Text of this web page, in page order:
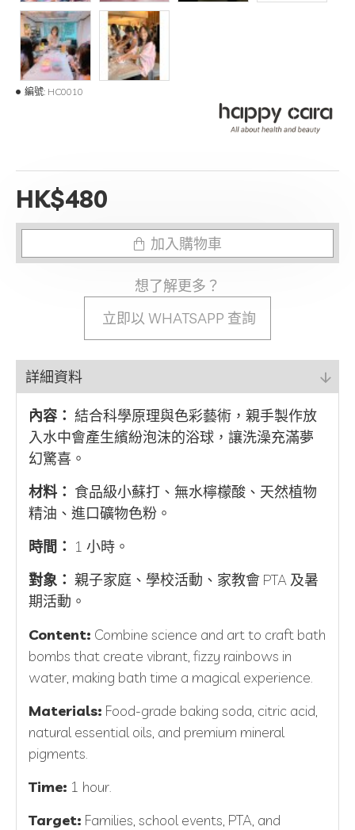
HK$480
編號: HC0010
加入購物車
想了解更多？
立即以 WHATSAPP 查詢
詳細資料
內容： 結合科學原理與色彩藝術，親手製作放
入水中會產生繽紛泡沫的浴球，讓洗澡充滿夢
幻驚喜。
材料： 食品級小蘇打、無水檸檬酸、天然植物
精油、進口礦物色粉。
時間： 1 小時。
對象： 親子家庭、學校活動、家教會 PTA 及暑
期活動。
Content: Combine science and art to craft bath
bombs that create vibrant, fizzy rainbows in
water, making bath time a magical experience.
Materials: Food-grade baking soda, citric acid,
natural essential oils, and premium mineral
pigments.
Time: 1 hour.
Target: Families, school events, PTA, and